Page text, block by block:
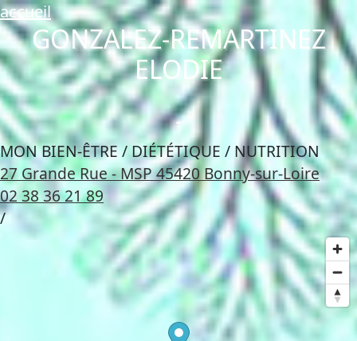
accueil
GONZALEZ-REMARTINEZ
ELODIE
MON BIEN-ÊTRE / DIÉTÉTIQUE / NUTRITION
27 Grande Rue - MSP 45420 Bonny-sur-Loire
02 38 36 21 89
/